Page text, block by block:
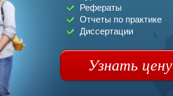
Рефераты
Отчеты по практике
Диссертации
Узнать цену